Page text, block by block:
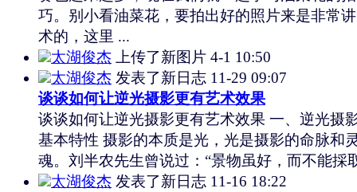
巧。别小看油菜花，要拍出好的照片来是非常
术的，这里 ...
太湖俊杰 上传了新图片 4-1 10:50
太湖俊杰 发表了新日志 11-29 09:07
谈谈如何让逆光摄影更有艺术效果
谈谈如何让逆光摄影更有艺术效果 一、逆光摄
基本特性 摄影的本质是光，光是摄影的命脉和
魂。刘半农先生曾说过：“景物虽好，而不能採
太湖俊杰 发表了新日志 11-16 18:22